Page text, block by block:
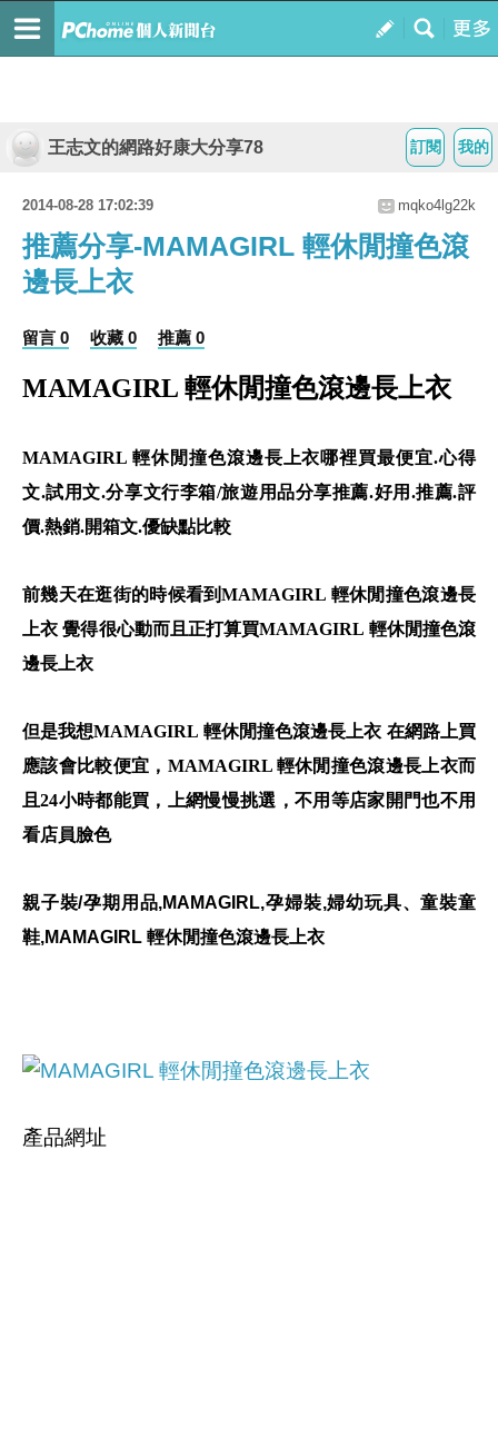
我的
訂閱
王志文的網路好康大分享78
2014-08-28 17:02:39 mqko4lg22k
推薦分享-MAMAGIRL 輕休閒撞色滾
邊長上衣
留言 0 收藏 0 推薦 0
MAMAGIRL 輕休閒撞色滾邊長上衣
MAMAGIRL 輕休閒撞色滾邊長上衣哪裡買最便宜.心得
文.試用文.分享文行李箱/旅遊用品分享推薦.好用.推薦.評
價.熱銷.開箱文.優缺點比較
前幾天在逛街的時候看到MAMAGIRL 輕休閒撞色滾邊長
上衣 覺得很心動而且正打算買MAMAGIRL 輕休閒撞色滾
邊長上衣
但是我想MAMAGIRL 輕休閒撞色滾邊長上衣 在網路上買
應該會比較便宜，MAMAGIRL 輕休閒撞色滾邊長上衣而
且24小時都能買，上網慢慢挑選，不用等店家開門也不用
看店員臉色
親子裝/孕期用品,MAMAGIRL,孕婦裝,婦幼玩具、童裝童
鞋,MAMAGIRL 輕休閒撞色滾邊長上衣
產品網址